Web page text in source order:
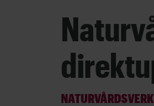
huvudinnehåll